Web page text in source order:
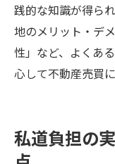
践的な知識が得ら
地のメリット・デ
性」など、よくあ
心して不動産売買
私道負担の